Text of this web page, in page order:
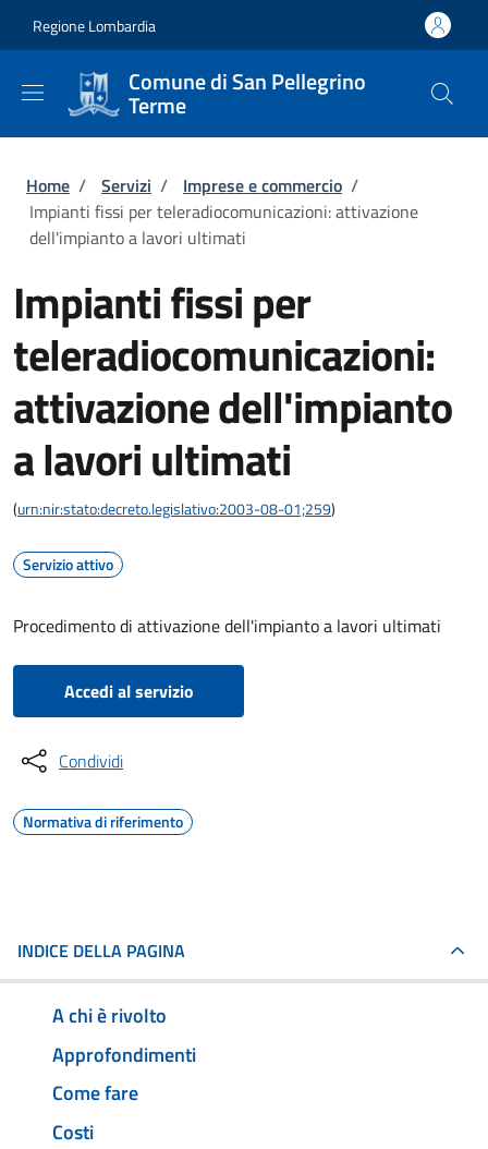
Regione Lombardia
Comune di San Pellegrino
Terme
Briciole di pane
Home / Servizi / Imprese e commercio /
Impianti fissi per teleradiocomunicazioni: attivazione
dell'impianto a lavori ultimati
Impianti fissi per
teleradiocomunicazioni:
attivazione dell'impianto
a lavori ultimati
(urn:nir:stato:decreto.legislativo:2003-08-01;259)
Servizio attivo
Procedimento di attivazione dell'impianto a lavori ultimati
Accedi al servizio
Condividi
Normativa di riferimento
INDICE DELLA PAGINA
A chi è rivolto
Approfondimenti
Come fare
Costi